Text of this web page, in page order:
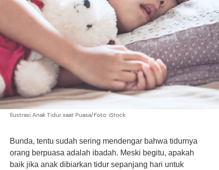
Ilustrasi Anak Tidur saat Puasa/Foto: iStock
Bunda, tentu sudah sering mendengar bahwa tidurnya
orang berpuasa adalah ibadah. Meski begitu, apakah
baik jika anak dibiarkan tidur sepanjang hari untuk